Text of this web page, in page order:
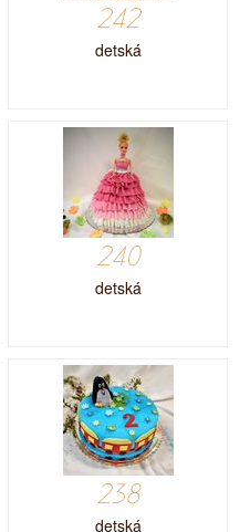
242
detská
240
detská
238
detská